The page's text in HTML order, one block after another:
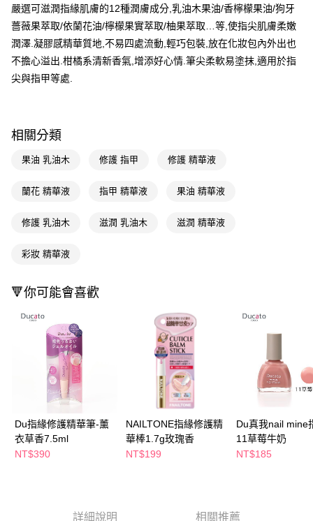
【關於「AFTEE先享後付」】
AFTEE先享後付是「在收到商品之後才付款」的支付方式。 讓您購物簡單
便利好安心！
【「AFTEE先享後付」結帳流程】
結帳頁面，進行簡訊認證並確認金額後，即可完成結帳。
３．收到繳費通知簡訊後14天內，點擊此簡訊中的連結，可透過四大超商／
購買商品的店家。未經商家同意取消之訂單仍視為有效，需透過AFTEE先享
※ 交易是否成功請以「AFTEE先享後付 」之結帳頁面顯示為準，若有關於
１．透過由恩沛科技股份有限公司提供之「AFTEE先享後付」服務完成之交
易，需依本服務之必要範圍內提供個人資料，並將交易相關給付款項請求債
權轉讓予恩沛科技股份有限公司。
２．關於個人資料處理事宜，請瀏覽以下網址：
https://aftee.tw/terms/#terms3
３．未成年的使用者請事先徵得法定代理人或監護人之同意方可使用
「AFTEE先享後付」，若未經同意申辦者引起之損失，本公司不負相關責
時審查核予不同之上限額度；若仍有額度不足之情形，本公司將視審查結果
請求用戶進行身份認證。
５．嚴禁一人註冊多個帳號或使用他人資訊註冊。若發現惡意使用之情形，
即享券
每筆NT$65，滿NT$390(含以上)免運費
付款後全家取貨
每筆NT$65，滿NT$490(含以上)免運費
付款後萊爾富取貨
7-11取貨付款
每筆NT$65，滿NT$490(含以上)免運費
付款後7-11取貨
每筆NT$65，滿NT$490(含以上)免運費
宅配(本島)
每筆NT$100，滿NT$790(含以上)免運費
付款後寶雅門市自取(由倉庫統一出貨)
每筆NT$80，滿NT$290(含以上)免運費
嚴選可滋潤指緣肌膚的12種潤膚成分,乳油木果油/香檸檬果油/狗牙
薔薇果萃取/依蘭花油/檸檬果實萃取/柚果萃取…等,使指尖肌膚柔嫩
潤澤.凝膠感精華質地,不易四處流動,輕巧包裝,放在化妝包內外出也
不擔心溢出.柑橘系清新香氣,增添好心情.筆尖柔軟易塗抹,適用於指
尖與指甲等處.
相關分類
果油 乳油木 修護 指甲 修護 精華液
蘭花 精華液 指甲 精華液 果油 精華液
修護 乳油木 滋潤 乳油木 滋潤 精華液
彩妝 精華液
🔻你可能會喜歡
Du指緣修護精華筆-薰
衣草香7.5ml
NT$390
NAILTONE指緣修護精
華棒1.7g玫瑰香
NT$199
Du真我nail mine
11草莓牛奶
NT$185
詳細說明 相關推薦